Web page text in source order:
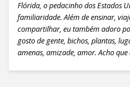
Flórida, o pedacinho dos Estados
familiaridade. Além de ensinar,
compartilhar, eu também adoro
gosto de gente, bichos, plantas,
amenas, amizade, amor. Acho